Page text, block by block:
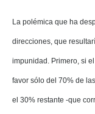
La polémica que ha
direcciones, que
impunidad. Primero, si
favor sólo del 70% de
el 30% restante -que